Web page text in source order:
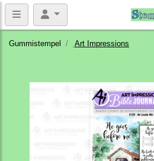
Gummistempel Art Impressions